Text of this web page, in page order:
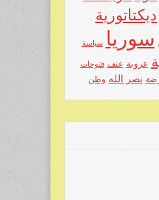
ديكتاتورية
سوريا سياسة
عروبة عنف فتوحات
نصر الله وطن